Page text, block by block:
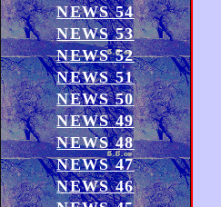
NEWS 54
NEWS 53
NEWS 52
NEWS 51
NEWS 50
NEWS 49
NEWS 48
NEWS 47
NEWS 46